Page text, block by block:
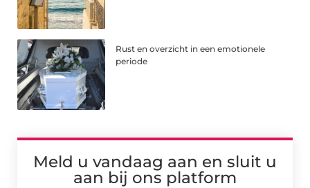
Rust en overzicht in een emotionele
periode
Meld u vandaag aan en sluit u
aan bij ons platform